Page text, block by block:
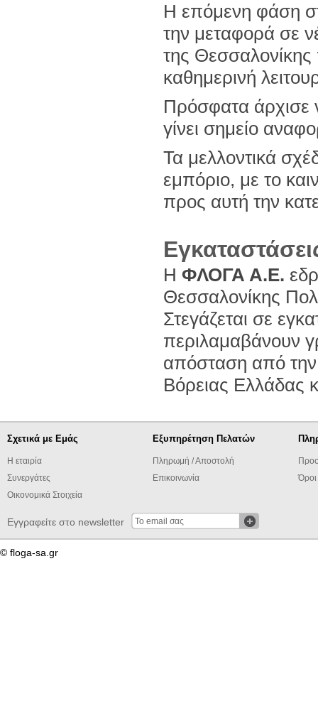
Η επόμενη φάση
την μεταφορά σε
της Θεσσαλονίκης
καθημερινή
Πρόσφατα άρχισε
γίνει σημείο
Τα μελλοντικά
εμπόριο, με το
προς αυτή την
Η ΦΛΟΓΑ Α.Ε.
Θεσσαλονίκης
Στεγάζεται σε
περιλαμαβάνουν
απόσταση από την
Βόρειας Ελλάδας
Σχετικά με Εμάς
Η εταιρία
Συνεργάτες
Οικονομικά Στοιχεία
Εξυπηρέτηση Πελατών
Πληρωμή / Αποστολή
Επικοινωνία
Εγγραφείτε στο newsletter
© floga-sa.gr